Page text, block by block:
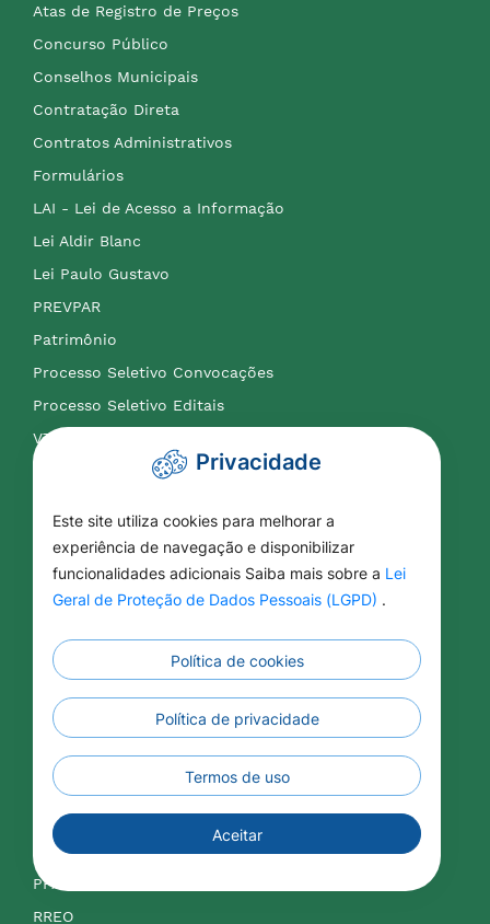
Atas de Registro de Preços
Concurso Público
Conselhos Municipais
Contratação Direta
Contratos Administrativos
Formulários
LAI - Lei de Acesso a Informação
Lei Aldir Blanc
Lei Paulo Gustavo
PREVPAR
Patrimônio
Processo Seletivo Convocações
Processo Seletivo Editais
VTN
Contabilidade
APLIC
Legislação Tributária
LOA
IPTU
ISSQN
Orçamentos
PPA
RREO
Privacidade
Este site utiliza cookies para melhorar a
experiência de navegação e disponibilizar
funcionalidades adicionais Saiba mais sobre a Lei
Geral de Proteção de Dados Pessoais (LGPD) .
Política de cookies
Política de privacidade
Termos de uso
Aceitar